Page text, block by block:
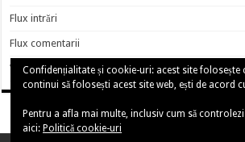
Flux intrări
Flux comentarii
WordPress.org
Confidențialitate și cookie-uri: acest site folosește
continui să folosești acest site web, ești de acord
Pentru a afla mai multe, inclusiv cum să
aici: Politică cookie-uri